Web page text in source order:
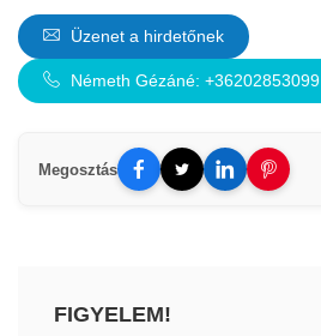
Üzenet a hirdetőnek
Németh Gézáné: +36202853099
Megosztás
FIGYELEM!